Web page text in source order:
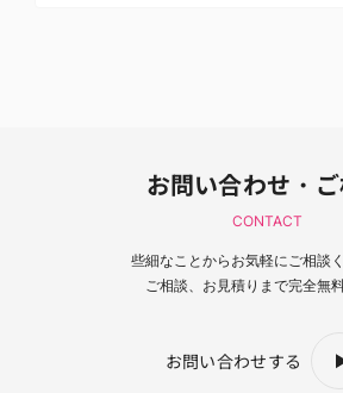
お問い合わせ・
CONTACT
些細なことからお気軽にご相談く
ご相談、お見積りまで完全無料
お問い合わせする